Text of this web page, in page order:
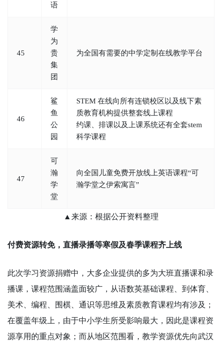
语
45
学
为
贵
集
团
为全国有需要的中学定制在线教学平台
46
鲨
鱼
公
园
STEM 在线向所有连锁校区以及线下素
质教育机构提供整套线上课程
约课、排课以及上课系统还有全套stem
科学课程
47
可
瀚
学
堂
向全国儿童免费开放线上英语课程“可
瀚学堂之伊索寓言”
▲来源：根据公开资料整理
付费资源转免，直播录播等寒假及春季课程齐上线
此次学习资源捐赠中，大多企业提供的多为大班直播课和录
播课，课程范围涵盖面较广，从语数英基础课程、到体育、
美术、编程、围棋、通识等思维及素质教育课程均有涉及；
在覆盖年级上，由于中小学生所受影响最大，因此是课程资
源享用的重点对象；而从地区范围看，教学资源优先向武汉